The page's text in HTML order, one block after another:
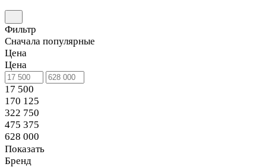
Фильтр
Сначала популярные
Цена
Цена
17 500
170 125
322 750
475 375
628 000
Показать
Бренд